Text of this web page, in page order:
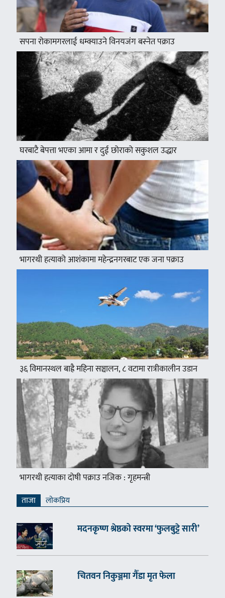
सपना रोकामगरलाई धम्क्याउने विनयजंग बस्नेत पक्राउ
घरबाटै बेपत्ता भएका आमा र दुई छोराको सकुशल उद्धार
भागरथी हत्याको आशंकामा महेन्द्रनगरबाट एक जना पक्राउ
३६ विमानस्थल बाह्रै महिना सञ्चालन, ८ वटामा रात्रीकालीन उडान
भागरथी हत्याका दोषी पक्राउ नजिक : गृहमन्त्री
ताजा लाेकप्रिय
मदनकृष्ण श्रेष्ठको स्वरमा ‘फुलबुट्टे सारी’
चितवन निकुञ्जमा गैँडा मृत फेला